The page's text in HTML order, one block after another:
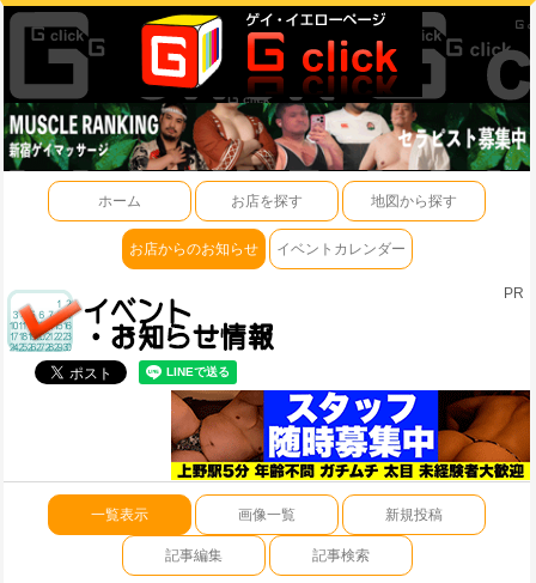
ホーム お店を探す 地図から探す
お店からのお知らせ イベントカレンダー
PR
一覧表示 画像一覧 新規投稿
記事編集 記事検索